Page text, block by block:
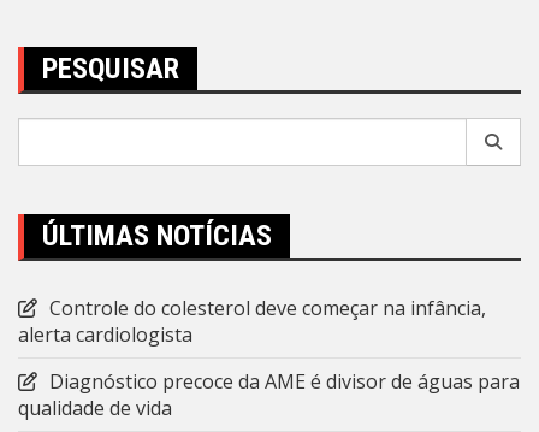
PESQUISAR
ÚLTIMAS NOTÍCIAS
Controle do colesterol deve começar na infância,
alerta cardiologista
Diagnóstico precoce da AME é divisor de águas para
qualidade de vida